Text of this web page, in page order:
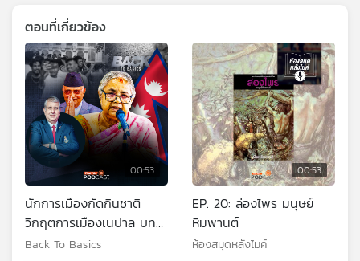
เอส
แผนที่
วิทยุ
เครือ
ข่าย
ตอนที่เกี่ยวข้อง
00:53
นักการเมืองกัดกินชาติ
วิกฤตการเมืองเนปาล บท
เรียนเลือด ประชาธิปไตย
Back To Basics
00:53
EP. 20: ล่องไพร มนุษย์
หิมพานต์
ห้องสมุดหลังไมค์